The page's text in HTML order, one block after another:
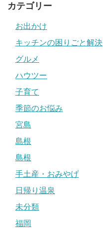
カテゴリー
お出かけ
キッチンの困りごと解決
グルメ
ハウツー
子育て
季節のお悩み
宮島
島根
島根
手土産・おみやげ
日帰り温泉
未分類
福岡